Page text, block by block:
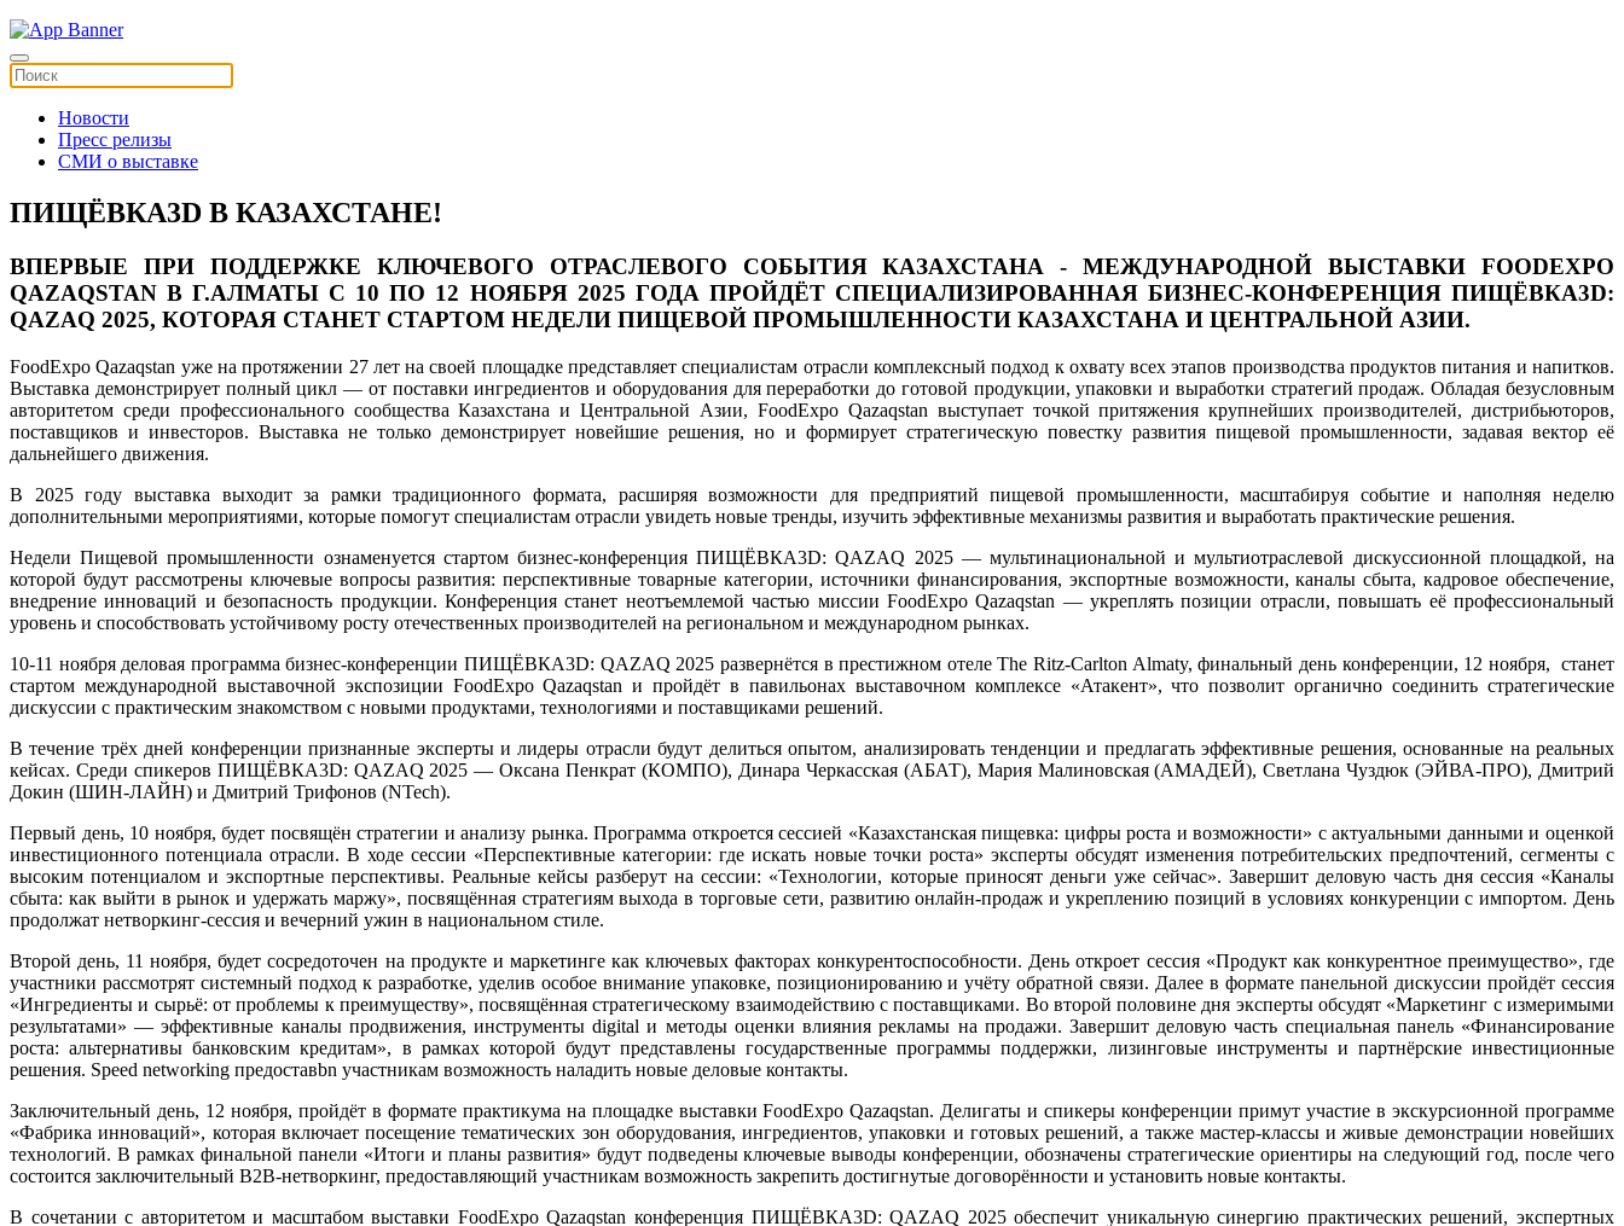
Новости
Пресс релизы
СМИ о выставке
ПИЩЁВКА3D В КАЗАХСТАНЕ!
ВПЕРВЫЕ ПРИ ПОДДЕРЖКЕ КЛЮЧЕВОГО ОТРАСЛЕВОГО СОБЫТИЯ КАЗАХСТАНА - МЕЖДУНАРОДНОЙ ВЫСТАВКИ FOODEXPO
QAZAQSTAN В Г.АЛМАТЫ C 10 ПО 12 НОЯБРЯ 2025 ГОДА ПРОЙДЁТ СПЕЦИАЛИЗИРОВАННАЯ БИЗНЕС-КОНФЕРЕНЦИЯ ПИЩЁВКА3D:
QAZAQ 2025, КОТОРАЯ СТАНЕТ СТАРТОМ НЕДЕЛИ ПИЩЕВОЙ ПРОМЫШЛЕННОСТИ КАЗАХСТАНА И ЦЕНТРАЛЬНОЙ АЗИИ.
FoodExpo Qazaqstan уже на протяжении 27 лет на своей площадке представляет специалистам отрасли комплексный подход к охвату всех этапов производства продуктов питания и напитков.
Выставка демонстрирует полный цикл — от поставки ингредиентов и оборудования для переработки до готовой продукции, упаковки и выработки стратегий продаж. Обладая безусловным
авторитетом среди профессионального сообщества Казахстана и Центральной Азии, FoodExpo Qazaqstan выступает точкой притяжения крупнейших производителей, дистрибьюторов,
поставщиков и инвесторов. Выставка не только демонстрирует новейшие решения, но и формирует стратегическую повестку развития пищевой промышленности, задавая вектор её
дальнейшего движения.
В 2025 году выставка выходит за рамки традиционного формата, расширяя возможности для предприятий пищевой промышленности, масштабируя событие и наполняя неделю
дополнительными мероприятиями, которые помогут специалистам отрасли увидеть новые тренды, изучить эффективные механизмы развития и выработать практические решения.
Недели Пищевой промышленности ознаменуется стартом бизнес-конференция ПИЩЁВКА3D: QAZAQ 2025 — мультинациональной и мультиотраслевой дискуссионной площадкой, на
которой будут рассмотрены ключевые вопросы развития: перспективные товарные категории, источники финансирования, экспортные возможности, каналы сбыта, кадровое обеспечение,
внедрение инноваций и безопасность продукции. Конференция станет неотъемлемой частью миссии FoodExpo Qazaqstan — укреплять позиции отрасли, повышать её профессиональный
уровень и способствовать устойчивому росту отечественных производителей на региональном и международном рынках.
10-11 ноября деловая программа бизнес-конференции ПИЩЁВКА3D: QAZAQ 2025 развернётся в престижном отеле The Ritz-Carlton Almaty, финальный день конференции, 12 ноября, станет
стартом международной выставочной экспозиции FoodExpo Qazaqstan и пройдёт в павильонах выставочном комплексе «Атакент», что позволит органично соединить стратегические
дискуссии с практическим знакомством с новыми продуктами, технологиями и поставщиками решений.
В течение трёх дней конференции признанные эксперты и лидеры отрасли будут делиться опытом, анализировать тенденции и предлагать эффективные решения, основанные на реальных
кейсах. Среди спикеров ПИЩЁВКА3D: QAZAQ 2025 — Оксана Пенкрат (КОМПО), Динара Черкасская (АБАТ), Мария Малиновская (АМАДЕЙ), Светлана Чуздюк (ЭЙВА-ПРО), Дмитрий
Докин (ШИН-ЛАЙН) и Дмитрий Трифонов (NTech).
Первый день, 10 ноября, будет посвящён стратегии и анализу рынка. Программа откроется сессией «Казахстанская пищевка: цифры роста и возможности» с актуальными данными и оценкой
инвестиционного потенциала отрасли. В ходе сессии «Перспективные категории: где искать новые точки роста» эксперты обсудят изменения потребительских предпочтений, сегменты с
высоким потенциалом и экспортные перспективы. Реальные кейсы разберут на сессии: «Технологии, которые приносят деньги уже сейчас». Завершит деловую часть дня сессия «Каналы
сбыта: как выйти в рынок и удержать маржу», посвящённая стратегиям выхода в торговые сети, развитию онлайн-продаж и укреплению позиций в условиях конкуренции с импортом. День
продолжат нетворкинг-сессия и вечерний ужин в национальном стиле.
Второй день, 11 ноября, будет сосредоточен на продукте и маркетинге как ключевых факторах конкурентоспособности. День откроет сессия «Продукт как конкурентное преимущество», где
участники рассмотрят системный подход к разработке, уделив особое внимание упаковке, позиционированию и учёту обратной связи. Далее в формате панельной дискуссии пройдёт сессия
«Ингредиенты и сырьё: от проблемы к преимуществу», посвящённая стратегическому взаимодействию с поставщиками. Во второй половине дня эксперты обсудят «Маркетинг с измеримыми
результатами» — эффективные каналы продвижения, инструменты digital и методы оценки влияния рекламы на продажи. Завершит деловую часть специальная панель «Финансирование
роста: альтернативы банковским кредитам», в рамках которой будут представлены государственные программы поддержки, лизинговые инструменты и партнёрские инвестиционные
решения. Speed networking предоставbn участникам возможность наладить новые деловые контакты.
Заключительный день, 12 ноября, пройдёт в формате практикума на площадке выставки FoodExpo Qazaqstan. Делигаты и спикеры конференции примут участие в экскурсионной программе
«Фабрика инноваций», которая включает посещение тематических зон оборудования, ингредиентов, упаковки и готовых решений, а также мастер-классы и живые демонстрации новейших
технологий. В рамках финальной панели «Итоги и планы развития» будут подведены ключевые выводы конференции, обозначены стратегические ориентиры на следующий год, после чего
состоится заключительный B2B-нетворкинг, предоставляющий участникам возможность закрепить достигнутые договорённости и установить новые контакты.
В сочетании с авторитетом и масштабом выставки FoodExpo Qazaqstan конференция ПИЩЁВКА3D: QAZAQ 2025 обеспечит уникальную синергию практических решений, экспертных